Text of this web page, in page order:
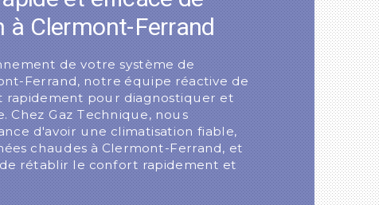
Clermont-Ferrand
de votre système de
Ferrand, notre équipe réactive de
rapidement pour diagnostiquer et
Chez Gaz Technique, nous
d'avoir une climatisation fiable,
chaudes à Clermont-Ferrand, et
rétablir le confort rapidement et